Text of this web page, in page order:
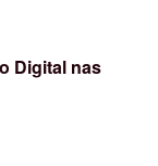
Digital nas